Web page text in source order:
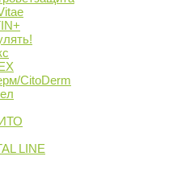
CitoDerm
LINE